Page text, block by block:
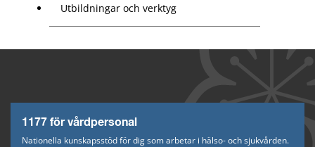
Utbildningar och verktyg
1177 för vårdpersonal
Nationella kunskapsstöd för dig som arbetar i hälso- och sjukvården.